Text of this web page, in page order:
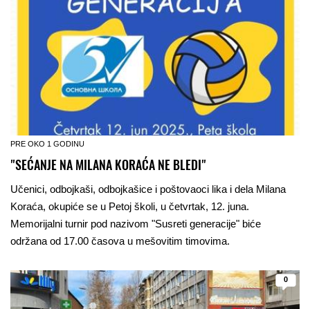
PRE OKO 1 GODINU
"SEĆANJE NA MILANA KORAĆA NE BLEDI"
Učenici, odbojkaši, odbojkašice i poštovaoci lika i dela Milana
Koraća, okupiće se u Petoj školi, u četvrtak, 12. juna.
Memorijalni turnir pod nazivom "Susreti generacije" biće
održana od 17.00 časova u mešovitim timovima.
0